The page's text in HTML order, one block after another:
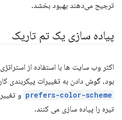
ترجیح می‌دهند بهبود بخشد.
پیاده سازی یک تم تاریک
اکثر وب سایت ها با استفاده از
بود، گوش دادن به تغییرات پیکربندی
prefers-color-scheme و
تیره را پیاده سازی می کنند.